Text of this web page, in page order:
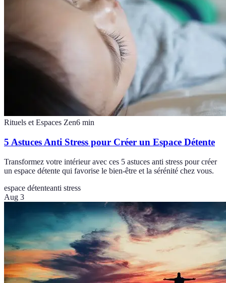
Rituels et Espaces Zen6 min
5 Astuces Anti Stress pour Créer un Espace Détente
Transformez votre intérieur avec ces 5 astuces anti stress pour créer
un espace détente qui favorise le bien-être et la sérénité chez vous.
espace détenteanti stress
Aug 3